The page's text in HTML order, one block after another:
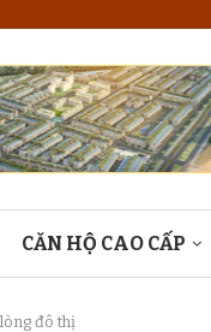
CĂN HỘ CAO CẤP
đô thị